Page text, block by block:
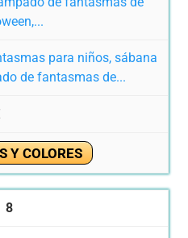
para niños, sábana
de fantasmas de...
Y COLORES
8